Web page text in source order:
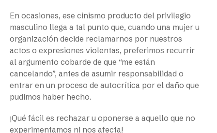
En ocasiones, ese cinismo producto del privilegio
masculino llega a tal punto que, cuando una mujer u
organización decide reclamarnos por nuestros
actos o expresiones violentas, preferimos recurrir
al argumento cobarde de que “me están
cancelando”, antes de asumir responsabilidad o
entrar en un proceso de autocrítica por el daño que
pudimos haber hecho.
¡Qué fácil es rechazar u oponerse a aquello que no
experimentamos ni nos afecta!